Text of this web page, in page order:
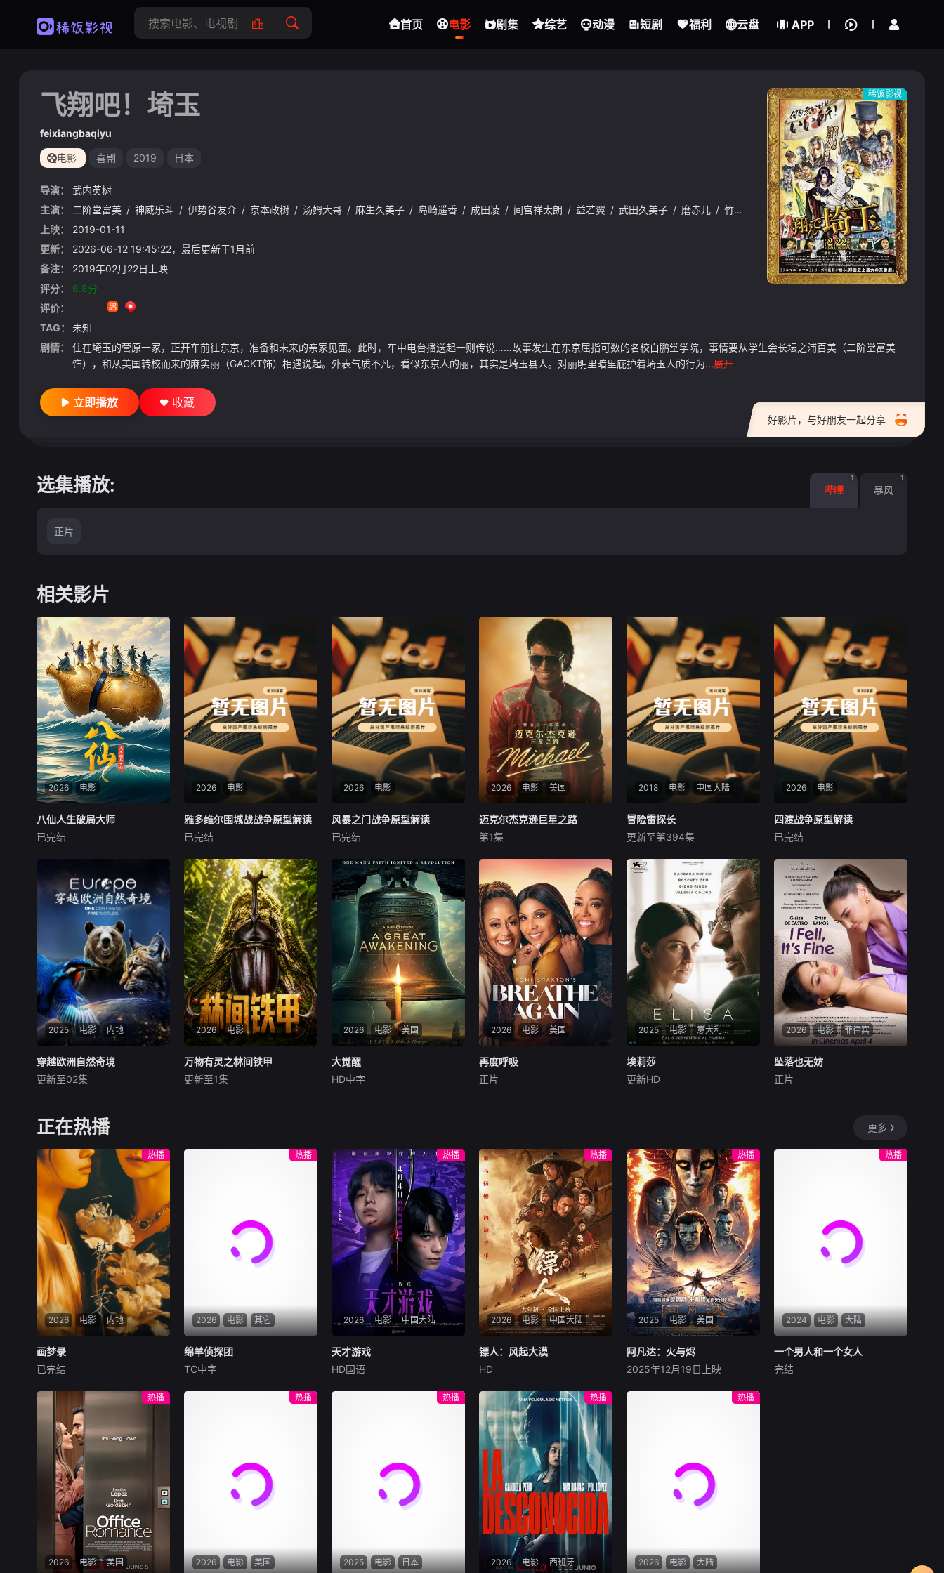
首页 电影 剧集 综艺 动漫 短剧 福利 云盘 APP
稀饭影视
飞翔吧！埼玉
feixiangbaqiyu
电影 喜剧 2019 日本
导演：
武内英树
主演：
二阶堂富美 / 神威乐斗 / 伊势谷友介 / 京本政树 / 汤姆大哥 / 麻生久美子 / 岛崎遥香 / 成田凌 / 间宫祥太朗 / 益若翼 / 武田久美子 / 磨赤儿 / 竹中直人 / 中尾彬 / 秋月三佳
上映：
2019-01-11
更新：
2026-06-12 19:45:22，最后更新于1月前
备注：
2019年02月22日上映
评分：
6.8分
评价：
TAG：
未知
剧情：
住在埼玉的菅原一家，正开车前往东京，准备和未来的亲家见面。此时，车中电台播送起一则传说……故事发生在东京屈指可数的名校白鹏堂学院，事情要从学生会长坛之浦百美（二阶堂富美
饰），和从美国转校而来的麻实丽（GACKT饰）相遇说起。外表气质不凡，看似东京人的丽，其实是埼玉县人。对丽明里暗里庇护着埼玉人的行为...展开
好影片，与好朋友一起分享
立即播放 收藏
选集播放: 哔哩
1
暴风
1
正片
相关影片
2026 电影
八仙人生破局大师
未知
神仙渡劫落地为凡人破局：铁
拐李接纳残缺，钟离权告别内
卷，吕洞宾放下执念，张果老
与时间和解，蓝采和扔掉标准
答案，何仙姑活成自己的靠
山，韩湘子挣脱世家期待，曹
国舅与原生家庭断舍离。八种
困局，八条出路，用神仙的故
事给凡人一点“破局”的启示。
八仙人生破局大师
已完结
2026 电影
雅多维尔围城战战争原型解读
未知
本付费节目非正片，本节目深
度还原一九六一年刚果维和战
场真相。一百五十名爱尔兰维
和士兵在雅多维尔小镇遭遇数
倍雇佣军疯狂围攻，凭借简易
战壕死守六天创下零阵亡奇
迹，却因弹尽粮绝被迫投降，
归国后背负怯懦骂名长达半个
世纪。从矿产资本博弈、维和
规则漏洞到大国战略牺牲，层
层揭开这场围城悲剧背后冷战
格局、殖民遗留与政治偏见交
织的历史真相。
雅多维尔围城战战争原型解读
已完结
2026 电影
风暴之门战争原型解读
未知
本付费节目非正片，九十名俄
军伞兵奉命封锁车臣峡谷隘
口，却撞见数千叛军突围主
力，兵力悬殊二十倍的七七六
高地血战就此爆发。从情报链
路失误到孤军死守二十小时，
从士兵心理崩溃到指挥官呼叫
炮火覆盖己方阵地的终极抉
择，五集深度拆解第二次车臣
战争最惨烈阻击战，撕开英雄
叙事与真实战史的边界，还原
绝境中普通士兵的牺牲与坚
守。
风暴之门战争原型解读
已完结
2026 电影 美国
迈克尔杰克逊巨星之路
影片讲述迈克尔·杰克逊在音乐
之外的人生旅程，从他以杰克
逊五人组主唱之姿被发掘出惊
人天赋的那一刻起，直到他成
为一位极具远见的艺人，他以
无穷无尽的创作能力激励自己
成为全世界最伟大的娱乐巨
星。这部电影同时呈现迈克尔·
杰克逊舞台之外的真实人生，
并且重现他早期个人演艺生涯
中最具代表性的经典表演，这
部电影为观众提供最贴近的视
角，以前所未见的方式窥探这
位流行天王的内心世界。他的
故事就此展开。
迈克尔杰克逊巨星之路
第1集
2018 电影 中国大陆
冒险雷探长
雷探长
雷探长是一位旅行侦探，他穿
梭于不同民族不同地域之间，
走访失落的古迹，探寻人类未
解之谜，雷探长通过全程自拍
的方式呈现给你一个真实神奇
的世界。
冒险雷探长
更新至第394集
2026 电影
四渡战争原型解读
未知
本付费节目非正片，三万红军
面对四十万国民党大军围追堵
截，四次渡过赤水河，在绝境
中以灵活机动战法扭转全局。
从土城失利后的战略转进，到
回师黔北攻克娄山关重夺遵义
大捷，再到佯动诱敌西调、终
极折返跳出铁桶合围，五集层
层拆解毛泽东军事生涯的得意
之笔，还原长征中最经典的以
弱胜强机动战典范，看红军如
何在必死之局中创造战争奇
迹。
四渡战争原型解读
已完结
2025 电影 内地
穿越欧洲自然奇境
未知
到沐浴着阳光的地中海沿岸，
这部野生动物纪录片深入探索
并邂逅了最非凡的野生居民。
蓝鲸、北极熊与翱翔天际的金
雕领衔登场，珍稀罕见的波斯
豹等珍稀物种的身影也惊艳亮
相。全片满载震撼壮观的影像
画面，记录了多项科学界首次
发现的动物行为，堪称有史以
来制作规模最宏大的野生动物
纪录片之一。
穿越欧洲自然奇境
更新至02集
2026 电影
万物有灵之林间铁甲
未知
分类、探索十大常见甲虫的分
万物有灵之林间铁甲
更新至1集
2026 电影 美国
大觉醒
John
热情，掀起席卷殖民地的第一
次大觉醒运动。本杰明·富兰克
林被怀特菲尔德的布道吸引，
主动为其印刷布道词，两人结
下深厚友谊。富兰克林在交往
中逐渐关注民众的精神觉醒，
怀特菲尔德的布道也悄然影响
着殖民地民众对自由的认知，
两人的互动与合作，正改变着
北美殖民地的精神面貌。
大觉醒
HD中字
2026 电影 美国
再度呼吸
再度呼吸
正片
2025 电影 意大利,瑞士
埃莉莎
罗什迪·泽姆
她声称对这起罪行几乎毫无记
忆，仿佛在自己与过去之间拉
上了一层沉默的帷幕。但当她
决定与犯罪学家阿拉维会面并
参与其研究后，在
埃莉莎
更新HD
2026 电影 菲律宾
坠落也无妨
Glaiza
遇见那位名叫奇克斯的脱俗女
活，开始以一种最治愈的方式
坠落也无妨
正片
正在热播 更多
2026 电影 内地
热播
画梦录
代露娃
民国的上海滩，身怀绝技的孤
女画师许雁真，意外与身陷危
局的融汇银行总账姜心羽产生
交集。姜心羽遭人陷害，只得
与许雁真结盟，彼时银行欲将
国宝名画低价卖给外国人，许
雁真凭借自身精湛画技仿造名
画、偷天换日。几经波折，两
人联手在各方势力的夹缝间巧
妙周旋，共历险阻，破解重重
困境。
画梦录
已完结
2026 电影 其它
热播
绵羊侦探团
产，让每个人貌似都有犯罪动
机。警察毫无头绪之时，羊群
们决定“不务正业”迈出牧场，
追查牧羊人“躺平
绵羊侦探团
TC中字
2026 电影 中国大陆
热播
天才游戏
彭昱畅
穷途末路的天才少年刘全龙
名表、神秘女友全部备齐，在
陈伦的精心打造下，刘全龙瞬
间拥有顶配人生。
天才游戏
HD国语
2026 电影 中国大陆
热播
镖人：风起大漠
大漠之上，镖人、官府、西域
五大家族等多方势力盘根错
节、暗潮涌动。“天字第二号
逃犯”刀马接下特殊押镖任
务，和同伴一起从西域护镖远
赴长安。不料，他们的护送对
象竟是“天字第一号逃犯”知世
郎……天下熙熙皆为利来，各
方势力闻风入局，抢镖厮杀接
连上演……
镖人：风起大漠
HD
2025 电影 美国
热播
阿凡达：火与烬
萨姆·沃辛顿
佐伊·索尔达娜
护血脉相连的情感纽带的历
程，从而将故事推向更具张力
的全新维度。此外，潘多拉的
全新领域也即将揭晓
阿凡达：火与烬
2025年12月19日上映
2024 电影 大陆
热播
一个男人和一个女人
黄渤
一个男人和一个女人
完结
2026 电影 美国
热播
2026 电影 美国
热播
2025 电影 日本
热播
2026 电影 西班牙
热播
2026 电影 大陆
热播